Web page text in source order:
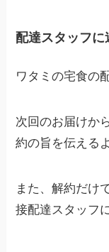
配達スタッフに
ワタミの宅食の
次回のお届けか
約の旨を伝える
また、解約だけ
接配達スタッフ